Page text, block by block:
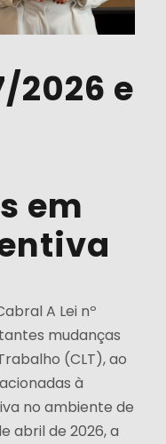
2026 e
em
A Lei nº
mudanças
(CLT), ao
à
no ambiente de
abril de 2026, a